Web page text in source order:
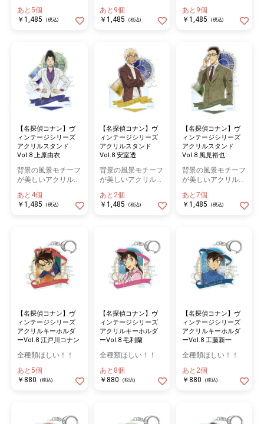
あと5個
￥1,485
(税込)
あと9個
￥1,485
(税込)
あと9個
￥1,485
(税込)
【名探偵コナン】ヴ
ィンテージシリーズ
アクリルスタンド
Vol.8 上原由衣
背景の風景モチーフ
が美しいアクリルス
あと4個
￥1,485
(税込)
【名探偵コナン】ヴ
ィンテージシリーズ
アクリルスタンド
Vol.8 安室透
背景の風景モチーフ
が美しいアクリルス
あと2個
￥1,485
(税込)
【名探偵コナン】ヴ
ィンテージシリーズ
アクリルスタンド
Vol.8 風見裕也
背景の風景モチーフ
が美しいアクリルス
あと7個
￥1,485
(税込)
【名探偵コナン】ヴ
ィンテージシリーズ
アクリルキーホルダ
ーVol.8 江戸川コナン
全種類ほしい！！
あと5個
￥880
(税込)
【名探偵コナン】ヴ
ィンテージシリーズ
アクリルキーホルダ
ーVol.8 毛利蘭
全種類ほしい！！
あと8個
￥880
(税込)
【名探偵コナン】ヴ
ィンテージシリーズ
アクリルキーホルダ
ーVol.8 工藤新一
全種類ほしい！！
あと2個
￥880
(税込)